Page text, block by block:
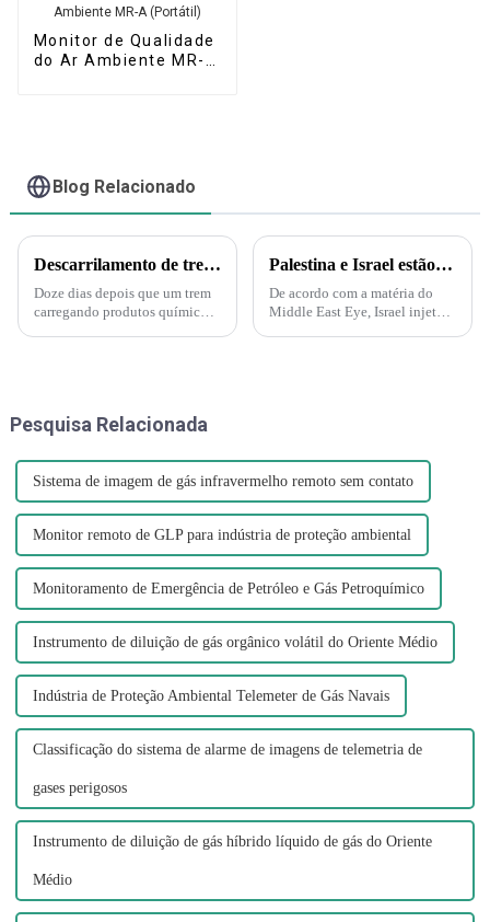
Monitor de Qualidade
do Ar Ambiente MR-A
Blog Relacionado
Descarrilamento de trem em Ohio gera medo de substâncias tóxicas entre moradores de cidade pequena.
Doze dias depois que um trem
carregando produtos químicos
Palestina e Israel estão iniciando uma guerra biológica e química. A Força Delta aparece e injeta gás nervoso em túneis subterrâneos em Gaza!
De acordo com a matéria do
Middle East Eye, Israel injetará
Pesquisa Relacionada
Sistema de imagem de gás infravermelho remoto sem contato
Monitor remoto de GLP para indústria de proteção ambiental
Monitoramento de Emergência de Petróleo e Gás Petroquímico
Instrumento de diluição de gás orgânico volátil do Oriente Médio
Indústria de Proteção Ambiental Telemeter de Gás Navais
Classificação do sistema de alarme de imagens de telemetria de
gases perigosos
Instrumento de diluição de gás híbrido líquido de gás do Oriente
Médio